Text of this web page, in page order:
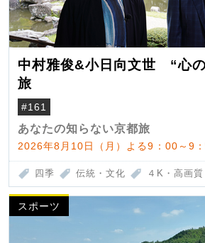
中村雅俊&小日向文世 “心
旅
#161
あなたの知らない京都旅
2026年8月10日（月）よる9：00～9
四季 伝統・文化 ４K・高画質
スポーツ